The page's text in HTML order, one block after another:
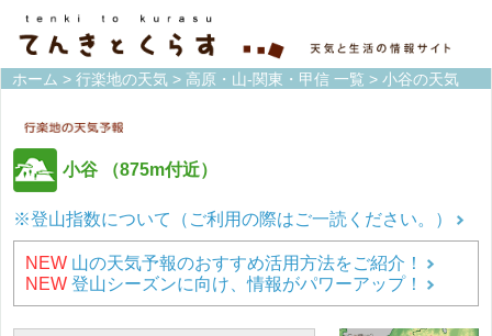
ホーム > 行楽地の天気 > 高原・山-関東・甲信 一覧 > 小谷の天気
小谷 （875m付近）
※登山指数について（ご利用の際はご一読ください。）
NEW 山の天気予報のおすすめ活用方法をご紹介！
NEW 登山シーズンに向け、情報がパワーアップ！